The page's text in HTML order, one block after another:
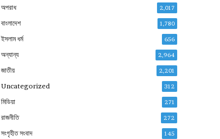
অপরাধ 2,017
বাংলাদেশ 1,780
ইসলাম ধর্ম 656
অন্যান্য 2,964
জাতীয় 2,201
Uncategorized 312
মিডিয়া 271
রাজনীতি 272
সংগৃহীত সংবাদ 145